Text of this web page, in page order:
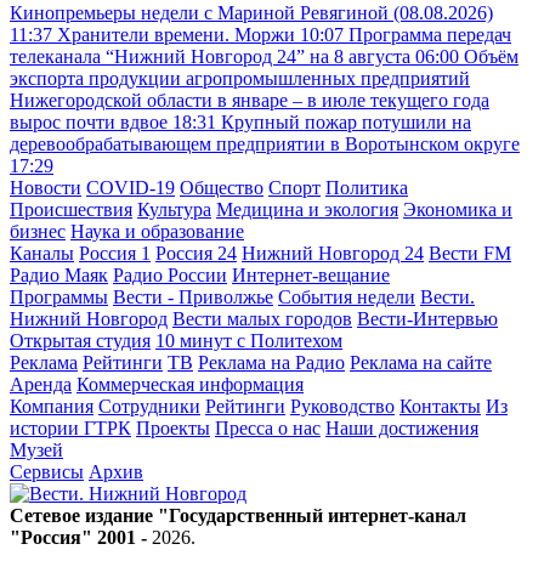
Кинопремьеры недели с Мариной Ревягиной (08.08.2026)
11:37 Хранители времени. Моржи 10:07 Программа передач
телеканала “Нижний Новгород 24” на 8 августа 06:00 Объём
экспорта продукции агропромышленных предприятий
Нижегородской области в январе – в июле текущего года
вырос почти вдвое 18:31 Крупный пожар потушили на
деревообрабатывающем предприятии в Воротынском округе
17:29
Новости COVID-19 Общество Спорт Политика
Происшествия Культура Медицина и экология Экономика и
бизнес Наука и образование
Каналы Россия 1 Россия 24 Нижний Новгород 24 Вести FM
Радио Маяк Радио России Интернет-вещание
Программы Вести - Приволжье События недели Вести.
Нижний Новгород Вести малых городов Вести-Интервью
Открытая студия 10 минут с Политехом
Реклама Рейтинги ТВ Реклама на Радио Реклама на сайте
Аренда Коммерческая информация
Компания Сотрудники Рейтинги Руководство Контакты Из
истории ГТРК Проекты Пресса о нас Наши достижения
Музей
Сервисы Архив
Сетевое издание "Государственный интернет-канал
"Россия" 2001 - 2026.